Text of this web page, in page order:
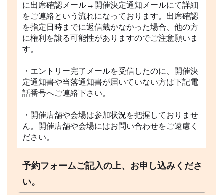
に出席確認メール→開催決定通知メールにて詳細
をご連絡という流れになっております。出席確認
を指定日時までに返信戴かなかった場合、他の方
に権利を譲る可能性がありますのでご注意願いま
す。
・エントリー完了メールを受信したのに、開催決
定通知書や当落通知書が届いていない方は下記電
話番号へご連絡下さい。
・開催店舗や会場は参加状況を把握しておりませ
ん。開催店舗や会場にはお問い合わせをご遠慮く
ださい。
予約フォームご記入の上、お申し込みくださ
い。